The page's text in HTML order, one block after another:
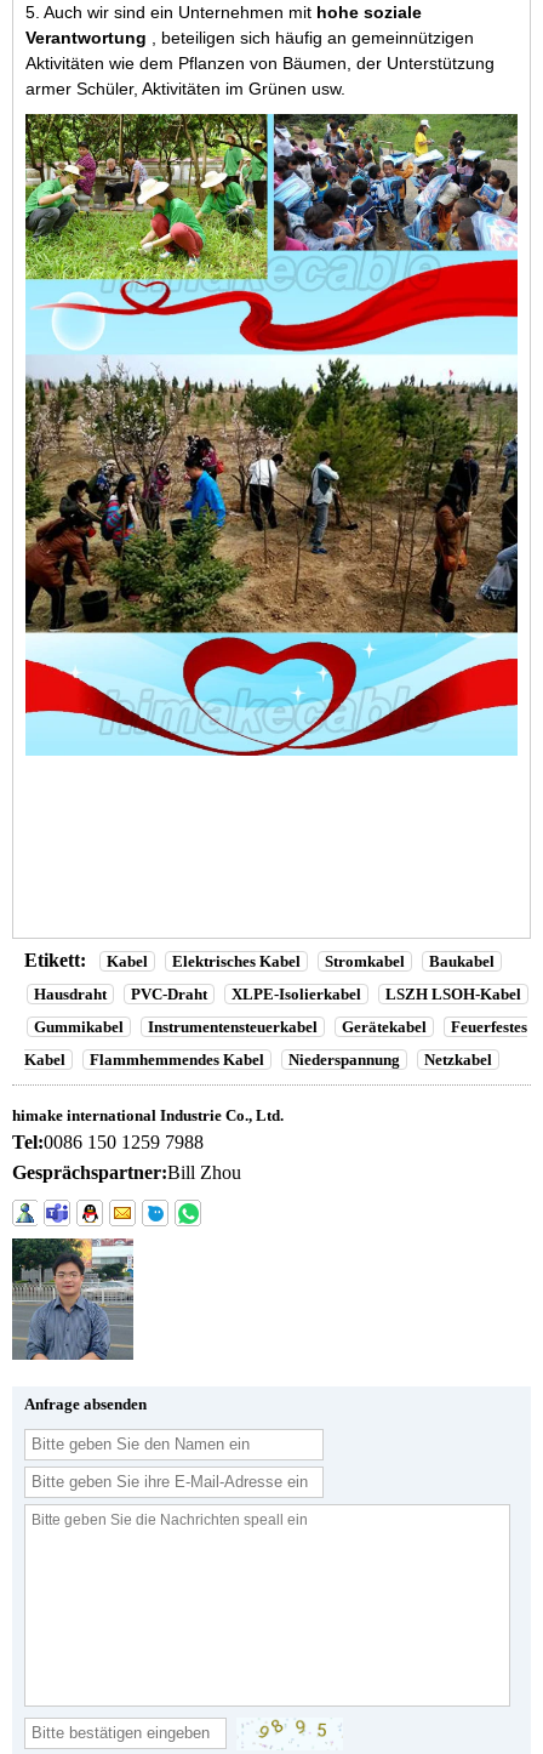
5. Auch wir sind ein Unternehmen mit hohe soziale
Verantwortung
, beteiligen sich häufig an gemeinnützigen
Aktivitäten wie dem Pflanzen von Bäumen, der Unterstützung
armer Schüler, Aktivitäten im Grünen usw.
Etikett: Kabel Elektrisches Kabel Stromkabel
Baukabel
Hausdraht
PVC-Draht XLPE-Isolierkabel
LSZH LSOH-Kabel
Gummikabel
Instrumentensteuerkabel Gerätekabel
Feuerfestes
Kabel
Flammhemmendes Kabel Niederspannung Netzkabel
himake international Industrie Co., Ltd.
Tel:0086 150 1259 7988
Gesprächspartner:Bill Zhou
Anfrage absenden